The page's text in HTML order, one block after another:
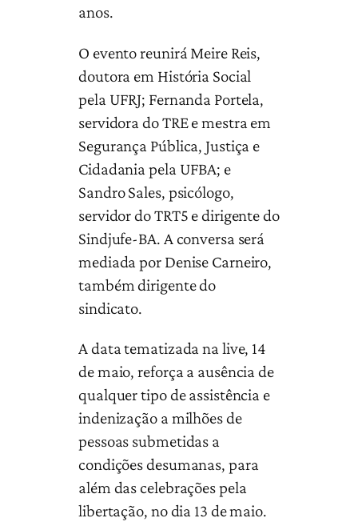
anos.
O evento reunirá Meire Reis,
doutora em História Social
pela UFRJ; Fernanda Portela,
servidora do TRE e mestra em
Segurança Pública, Justiça e
Cidadania pela UFBA; e
Sandro Sales, psicólogo,
servidor do TRT5 e dirigente do
Sindjufe-BA. A conversa será
mediada por Denise Carneiro,
também dirigente do
sindicato.
A data tematizada na live, 14
de maio, reforça a ausência de
qualquer tipo de assistência e
indenização a milhões de
pessoas submetidas a
condições desumanas, para
além das celebrações pela
libertação, no dia 13 de maio.